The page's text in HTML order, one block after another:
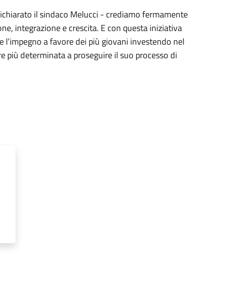
il sindaco Melucci - crediamo fermamente
integrazione e crescita. E con questa iniziativa
a favore dei più giovani investendo nel
determinata a proseguire il suo processo di